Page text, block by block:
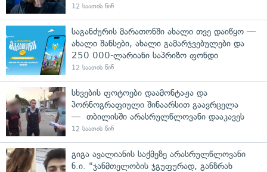
12 საათის წინ
საგანძურის მარათონში ახალი თვე დაიწყო —
ახალი შანსები, ახალი გამარჯვებულები და
250 000-ლარიანი საპრიზო ფონდი
12 საათის წინ
სხვების ფოტოები დაამონტაჟა და
პორნოგრაფიული შინაარსით გაავრცელა
— თბილისში არასრულწლოვანი დააკავეს
12 საათის წინ
გიგა ავალიანის საქმეზე არასრულწლოვანი
ნ.ი. "ჯანმთელობის ჯგუფურად, განზრახ